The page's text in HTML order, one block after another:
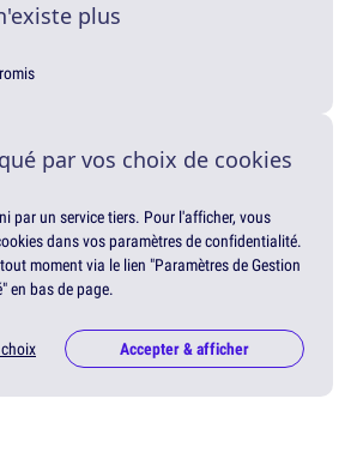
plus
par vos choix de cookies
par un service tiers. Pour l'afficher, vous
dans vos paramètres de confidentialité.
moment via le lien "Paramètres de Gestion
en bas de page.
Accepter & afficher